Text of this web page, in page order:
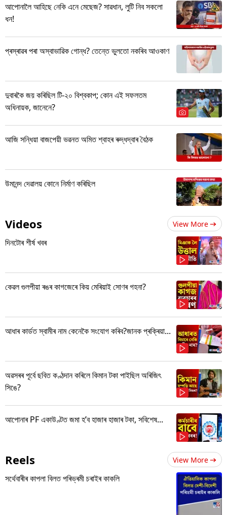
আপোনালৈ আহিছে নেকি এনে মেছেজ? সাৱধান, লুটি নিব সকলো
ধন!
প্ৰস্ৰাৱৰ পৰা অস্বাভাৱিক গোন্ধ? তেন্তে ভুলতো নকৰিব আওকাণ
দুবাৰকৈ জয় কৰিছিল টি-২০ বিশ্বকাপ; কোন এই সফলতম
অধিনায়ক, জানেনে?
আজি সন্ধিয়া বাজপেয়ী ভৱনত অমিত শ্বাহৰ ৰুদ্ধদ্বাৰ বৈঠক
উমানন্দ দেৱালয় কোনে নিৰ্মাণ কৰিছিল
Videos View More
দিনটোৰ শীৰ্ষ খবৰ
কেৱল গুলপীয়া ৰঙৰ কাগজেৰে কিয় মেৰিয়াই সোণৰ গহনা?
আধাৰ কাৰ্ডত স্বামীৰ নাম কেনেকৈ সংযোগ কৰিব?জানক প্ৰক্ৰিয়া...
অৱসৰৰ পূৰ্বে ছবিত কণ্ঠদান কৰিলে কিমান টকা পাইছিল অৰিজিৎ
সিঙে?
আপোনাৰ PF একাউণ্টত জমা হ’ব হাজাৰ হাজাৰ টকা, সবিশেষ...
Reels View More
সৰ্থেবাৰীৰ কাপলা বিলত পৰিভ্ৰমী চৰাইৰ কাকলি